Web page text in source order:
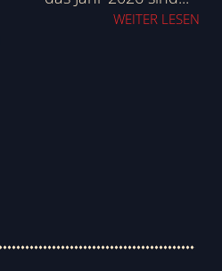
WEITER LESEN